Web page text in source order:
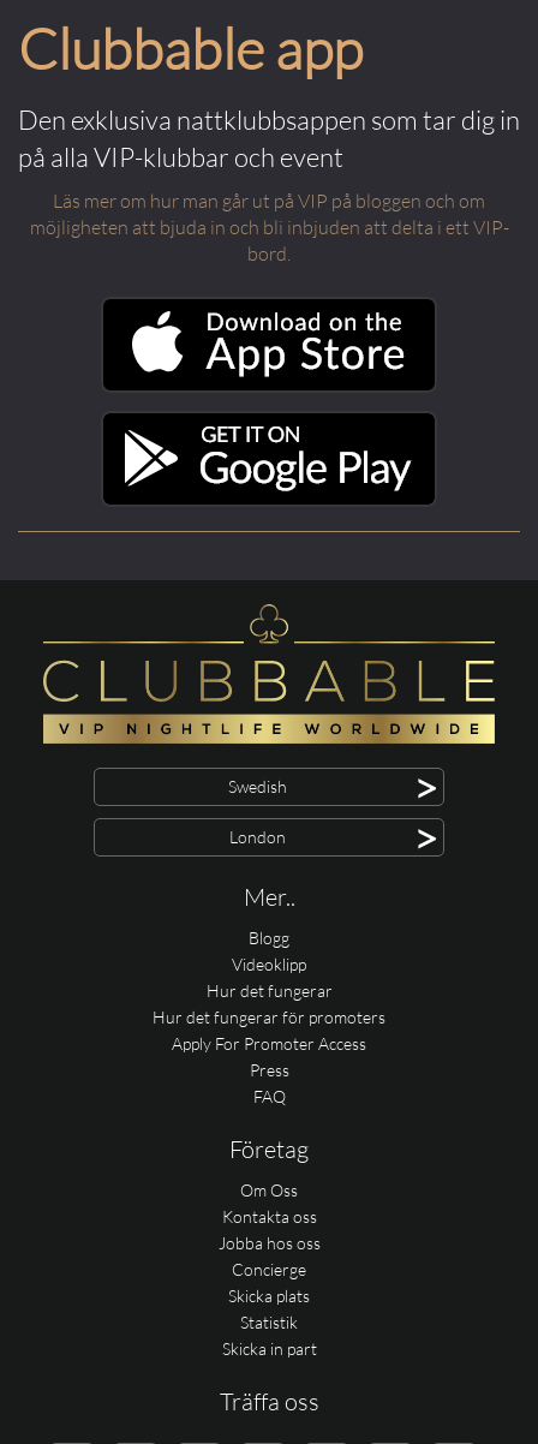
Clubbable app
Den exklusiva nattklubbsappen som tar dig in
på alla VIP-klubbar och event
Läs mer om hur man går ut på VIP på bloggen och om
möjligheten att bjuda in och bli inbjuden att delta i ett VIP-
bord.
Swedish >
London >
Mer..
Blogg
Videoklipp
Hur det fungerar
Hur det fungerar för promoters
Apply For Promoter Access
Press
FAQ
Företag
Om Oss
Kontakta oss
Jobba hos oss
Concierge
Skicka plats
Statistik
Skicka in part
Träffa oss